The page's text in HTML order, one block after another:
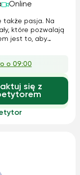
Online
także pasja. Na
które pozwalają
jest to, aby
były dla ucznia
w praktyce.
o 09:00
się z